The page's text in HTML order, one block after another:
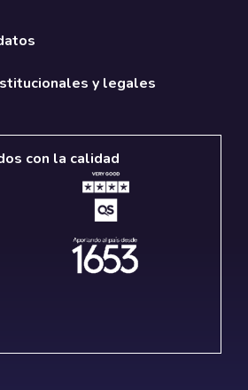
y legales
con la calidad